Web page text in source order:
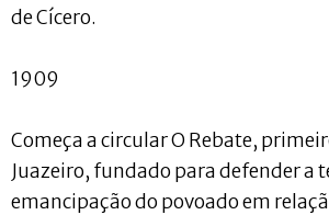
de Cícero.
1909
Começa a circular O Rebate,
Juazeiro, fundado para defender a
emancipação do povoado em